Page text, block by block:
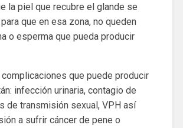
la piel que recubre el glande se
que en esa zona, no queden
o esperma que pueda producir
que puede producir
infección urinaria, contagio de
de transmisión sexual, VPH así
a sufrir cáncer de pene o